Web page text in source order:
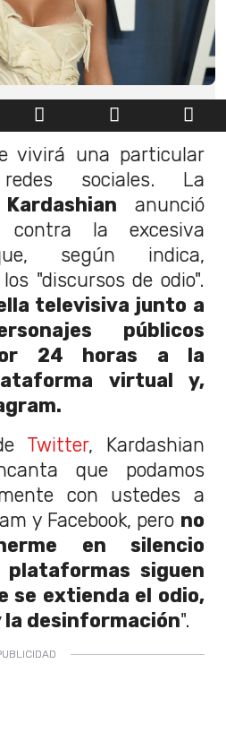
vivirá una particular
sociales. La
anunció
contra la excesiva
según indica,
"discursos de odio".
televisiva junto a
públicos
24 horas a la
virtual y,
Twitter, Kardashian
que podamos
con ustedes a
y Facebook, pero no
en silencio
siguen
se extienda el odio,
la desinformación".